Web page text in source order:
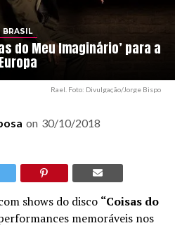
BRASIL
do Meu Imaginário’ para a
Europa
Rael. Foto: Divulgação/Jorge Bispo
on 30/10/2018
shows do disco “Coisas do
memoráveis nos